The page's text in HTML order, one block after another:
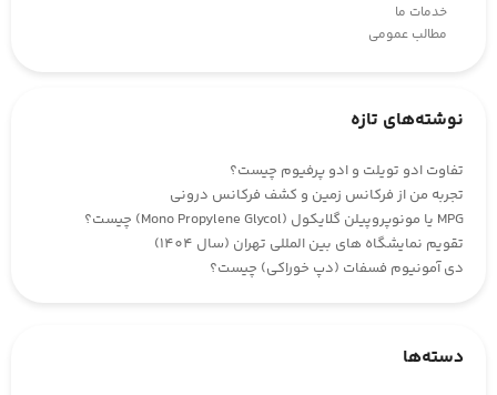
خدمات ما
مطالب عمومی
نوشته‌های تازه
تفاوت ادو تویلت و ادو پرفیوم چیست؟
تجربه من از فرکانس زمین و کشف فرکانس درونی
MPG یا مونوپروپیلن گلایکول (Mono Propylene Glycol) چیست؟
تقویم نمایشگاه های بین المللی تهران (سال 1404)
دی آمونیوم فسفات (دپ خوراکی) چیست؟
دسته‌ها